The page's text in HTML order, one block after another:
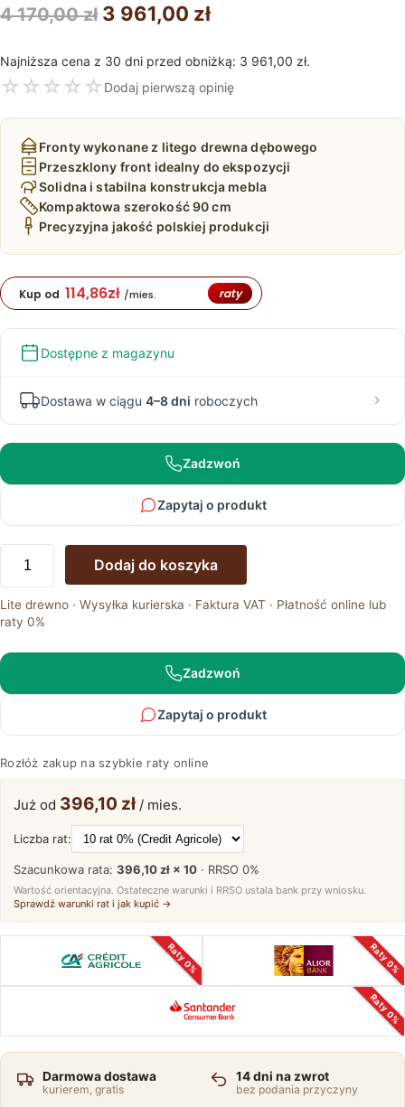
4 170,00zł Pierwotna
wynosiła:
170,00 zł.
3 961,00 złAktualna
wynosi:
961,00 zł.
Najniższa cena z 30 dni przed obniżką: 3 961,00 zł.
☆ ☆ ☆ ☆ ☆ Dodaj pierwszą opinię
Fronty wykonane z litego drewna dębowego
Przeszklony front idealny do ekspozycji
Solidna i stabilna konstrukcja mebla
Kompaktowa szerokość 90 cm
Precyzyjna jakość polskiej produkcji
Kup od 114,86zł /mies. raty
Dostępne z magazynu
Dostawa w ciągu 4–8 dni roboczych
Zadzwoń
Zapytaj o produkt
Komoda
dwudrzwiowa
Toledo
Dodaj do koszyka
Lite drewno · Wysyłka kurierska · Faktura VAT · Płatność online lub
raty 0%
Zadzwoń
Zapytaj o produkt
Rozłóż zakup na szybkie raty online
Już od 396,10 zł/ mies.
Liczba rat:
Szacunkowa rata: 396,10 zł × 10 · RRSO 0%
Wartość orientacyjna. Ostateczne warunki i RRSO ustala bank przy wniosku.
Sprawdź warunki rat i jak kupić →
Raty 0%
Raty 0%
Raty 0%
Darmowa dostawa
kurierem, gratis
14 dni na zwrot
bez podania przyczyny